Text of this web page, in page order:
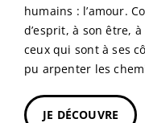
humains : l’amour.
d’esprit, à son être,
ceux qui sont à ses
pu arpenter les
JE DÉCOUVRE